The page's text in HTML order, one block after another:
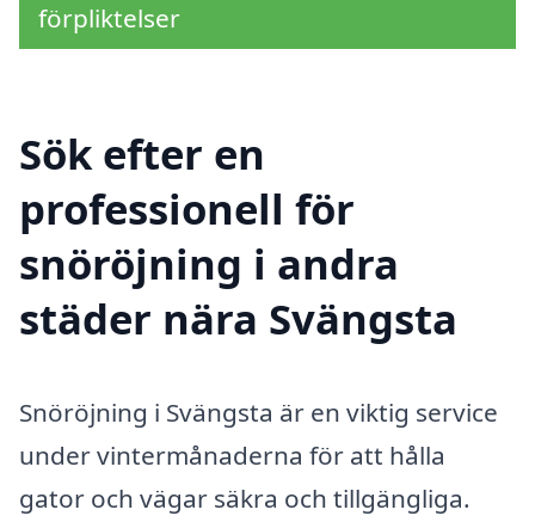
förpliktelser
Sök efter en
professionell för
snöröjning i andra
städer nära Svängsta
Snöröjning i Svängsta är en viktig service
under vintermånaderna för att hålla
gator och vägar säkra och tillgängliga.